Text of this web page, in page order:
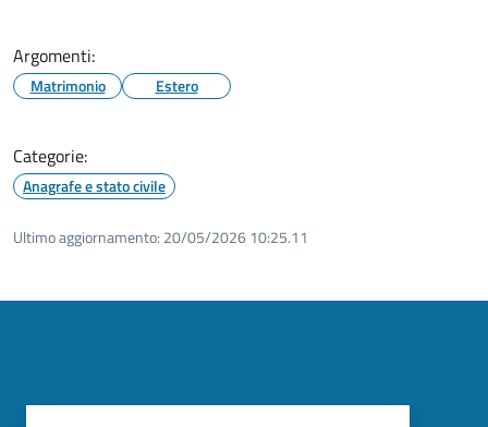
Argomenti:
Matrimonio Estero
Categorie:
Anagrafe e stato civile
Ultimo aggiornamento: 20/05/2026 10:25.11